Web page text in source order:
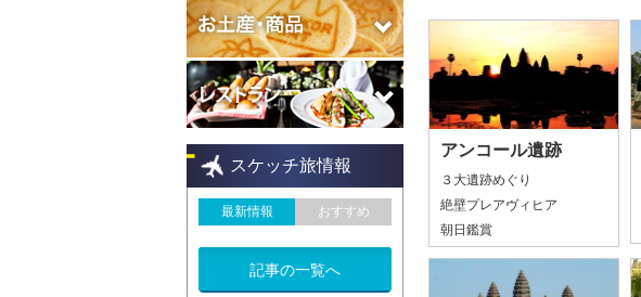
スケッチ旅情報
最新情報 おすすめ
記事の一覧へ
アンコール遺跡
３大遺跡めぐり
絶壁プレアヴィヒア
朝日鑑賞